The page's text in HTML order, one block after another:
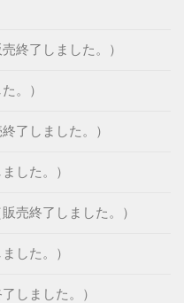
終了しました。）
。）
了しました。）
した。）
売終了しました。）
した。）
しました。）